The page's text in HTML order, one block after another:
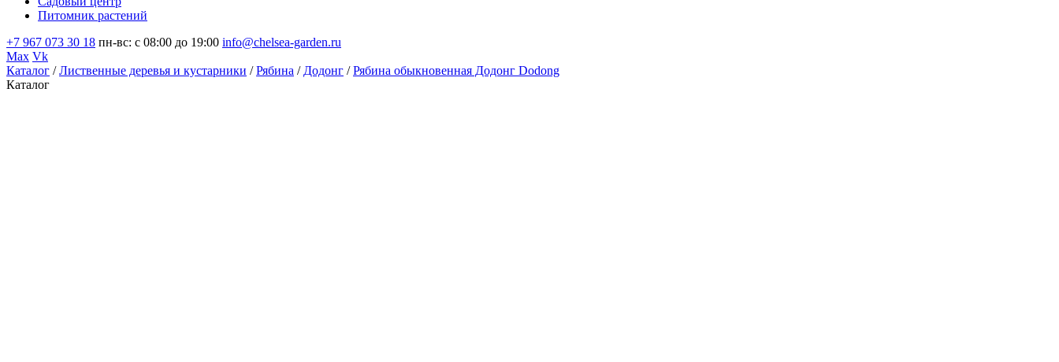
Питомник растений
+7 967 073 30 18 пн-вс: с 08:00 до 19:00 info@chelsea-garden.ru
Max Vk
Каталог /Лиственные деревья и кустарники /Рябина / Додонг /Рябина обыкновенная Додонг Dodong
Каталог